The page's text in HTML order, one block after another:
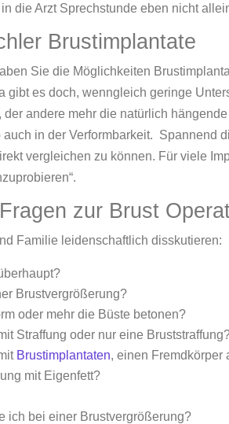
die Arzt Sprechstunde eben nicht
Brustimplantate
Sie die Möglichkeiten
gibt es doch, wenngleich geringe
der andere mehr die natürlich
in der Verformbarkeit. Spannend
vergleichen zu können. Für viele
zur Brust
Familie leidenschaftlich disskutieren:
Brustvergrößerung?
oder mehr die Büste betonen?
Straffung oder nur eine
Brustimplantaten, einen Fremdkörper
mit Eigenfett?
ich bei einer Brustvergrößerung?